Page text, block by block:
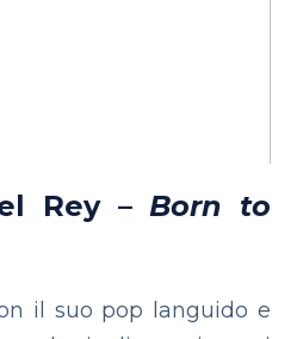
Rey – Born to
il suo pop languido e